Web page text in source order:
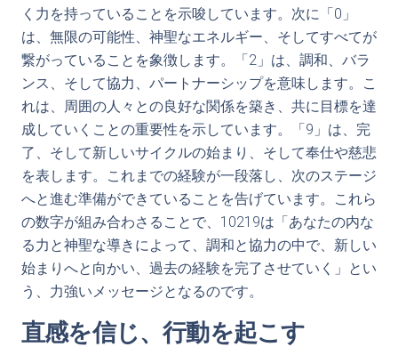
く力を持っていることを示唆しています。次に「0」
は、無限の可能性、神聖なエネルギー、そしてすべてが
繋がっていることを象徴します。「2」は、調和、バラ
ンス、そして協力、パートナーシップを意味します。こ
れは、周囲の人々との良好な関係を築き、共に目標を達
成していくことの重要性を示しています。「9」は、完
了、そして新しいサイクルの始まり、そして奉仕や慈悲
を表します。これまでの経験が一段落し、次のステージ
へと進む準備ができていることを告げています。これら
の数字が組み合わさることで、10219は「あなたの内な
る力と神聖な導きによって、調和と協力の中で、新しい
始まりへと向かい、過去の経験を完了させていく」とい
う、力強いメッセージとなるのです。
直感を信じ、行動を起こす